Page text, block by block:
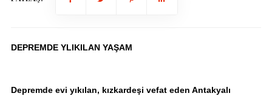
DEPREMDE YLIKILAN YAŞAM
Depremde evi yıkılan, kızkardeşi vefat eden Antakyalı